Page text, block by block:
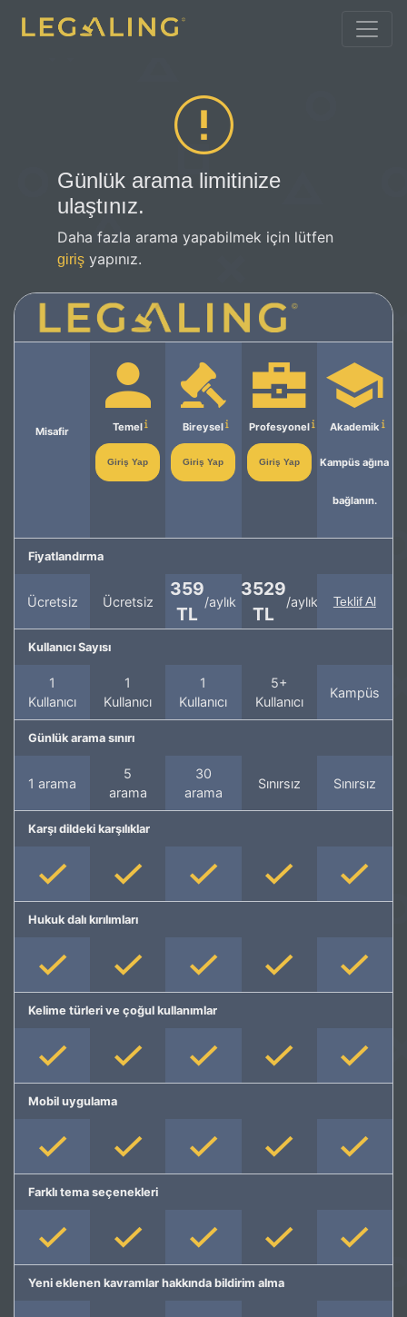
Günlük arama limitinize
ulaştınız.
Daha fazla arama yapabilmek için lütfen
giriş yapınız.
Misafir Temel
Giriş Yap
Bireysel
Giriş Yap
Profesyonel
Giriş Yap
Akademik
Kampüs ağına
bağlanın.
Fiyatlandırma
Ücretsiz Ücretsiz
359
TL
/aylık
3529
TL
/aylık Teklif Al
Kullanıcı Sayısı
1
Kullanıcı
1
Kullanıcı
1
Kullanıcı
5+
Kullanıcı
Kampüs
Günlük arama sınırı
1 arama
5
arama
30
arama
Sınırsız Sınırsız
Karşı dildeki karşılıklar
Hukuk dalı kırılımları
Kelime türleri ve çoğul kullanımlar
Mobil uygulama
Farklı tema seçenekleri
Yeni eklenen kavramlar hakkında bildirim alma